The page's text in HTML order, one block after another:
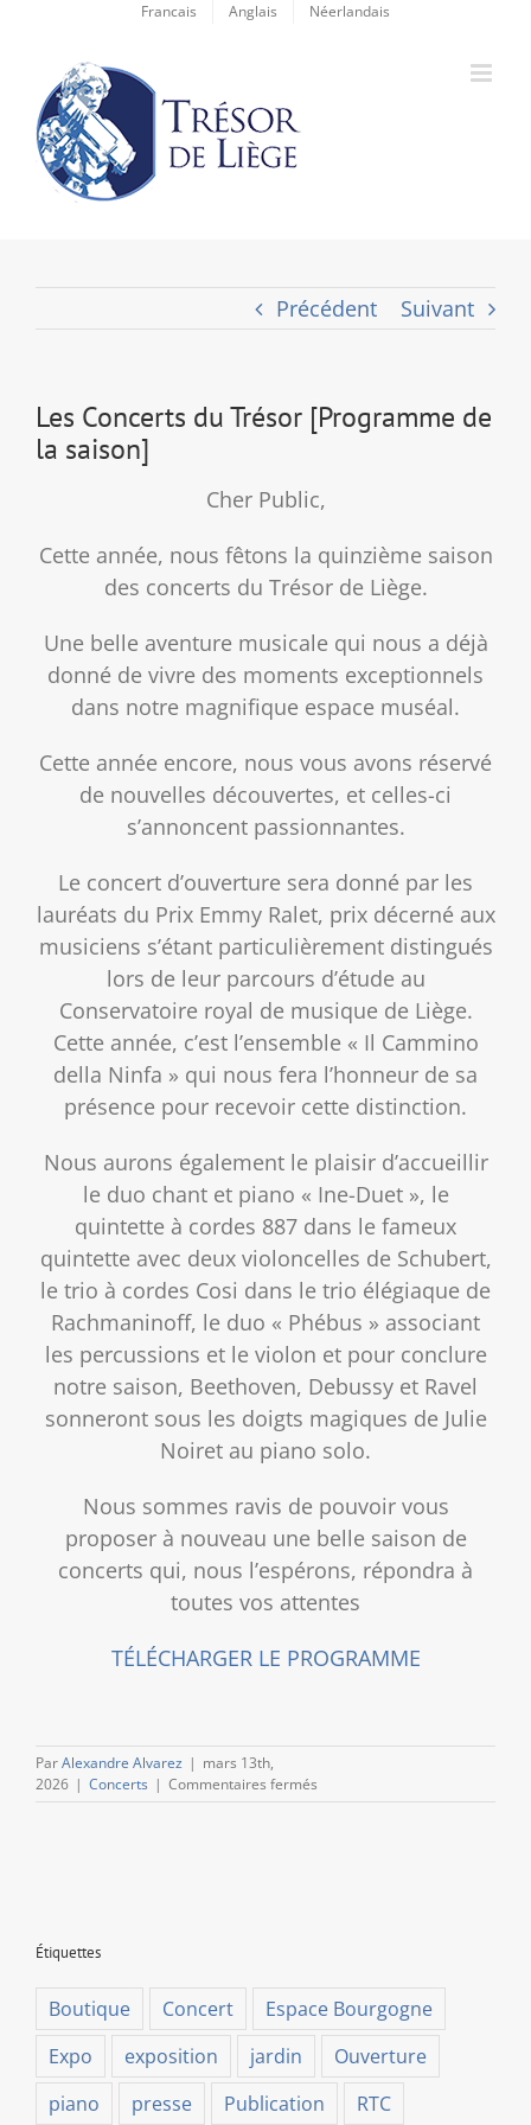
contenu
Francais Anglais Néerlandais
Précédent Suivant
Les Concerts du Trésor [Programme de
la saison]
Cher Public,
Cette année, nous fêtons la quinzième saison
des concerts du Trésor de Liège.
Une belle aventure musicale qui nous a déjà
donné de vivre des moments exceptionnels
dans notre magnifique espace muséal.
Cette année encore, nous vous avons réservé
de nouvelles découvertes, et celles-ci
s’annoncent passionnantes.
Le concert d’ouverture sera donné par les
lauréats du Prix Emmy Ralet, prix décerné aux
musiciens s’étant particulièrement distingués
lors de leur parcours d’étude au
Conservatoire royal de musique de Liège.
Cette année, c’est l’ensemble « Il Cammino
della Ninfa » qui nous fera l’honneur de sa
présence pour recevoir cette distinction.
Nous aurons également le plaisir d’accueillir
le duo chant et piano « Ine-Duet », le
quintette à cordes 887 dans le fameux
quintette avec deux violoncelles de Schubert,
le trio à cordes Cosi dans le trio élégiaque de
Rachmaninoff, le duo « Phébus » associant
les percussions et le violon et pour conclure
notre saison, Beethoven, Debussy et Ravel
sonneront sous les doigts magiques de Julie
Noiret au piano solo.
Nous sommes ravis de pouvoir vous
proposer à nouveau une belle saison de
concerts qui, nous l’espérons, répondra à
toutes vos attentes
TÉLÉCHARGER LE PROGRAMME
ParAlexandre Alvarez | mars 13th,
2026 | Concerts | Commentaires fermés
Les
Étiquettes
Boutique Concert
Espace Bourgogne
Expo
exposition jardin
Ouverture
piano
presse Publication RTC